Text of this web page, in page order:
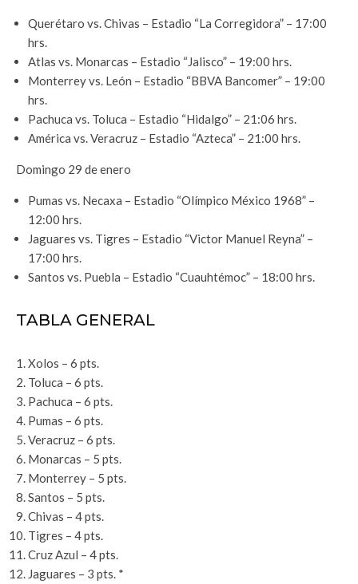
Querétaro vs. Chivas – Estadio “La Corregidora” – 17:00
hrs.
Atlas vs. Monarcas – Estadio “Jalisco” – 19:00 hrs.
Monterrey vs. León – Estadio “BBVA Bancomer” – 19:00
hrs.
Pachuca vs. Toluca – Estadio “Hidalgo” – 21:06 hrs.
América vs. Veracruz – Estadio “Azteca” – 21:00 hrs.
Domingo 29 de enero
Pumas vs. Necaxa – Estadio “Olímpico México 1968” –
12:00 hrs.
Jaguares vs. Tigres – Estadio “Victor Manuel Reyna” –
17:00 hrs.
Santos vs. Puebla – Estadio “Cuauhtémoc” – 18:00 hrs.
TABLA GENERAL
Xolos – 6 pts.
Toluca – 6 pts.
Pachuca – 6 pts.
Pumas – 6 pts.
Veracruz – 6 pts.
Monarcas – 5 pts.
Monterrey – 5 pts.
Santos – 5 pts.
Chivas – 4 pts.
Tigres – 4 pts.
Cruz Azul – 4 pts.
Jaguares – 3 pts. *